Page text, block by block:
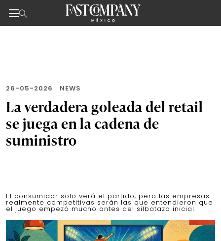
26-05-2026 | NEWS
La verdadera goleada del retail
se juega en la cadena de
suministro
El consumidor solo verá el partido, pero las empresas
realmente competitivas serán las que entendieron que
el juego empezó mucho antes del silbatazo inicial.